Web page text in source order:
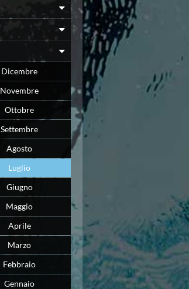
Dicembre
Novembre
Ottobre
Settembre
Agosto
Luglio
Giugno
Maggio
Aprile
Marzo
Febbraio
Gennaio